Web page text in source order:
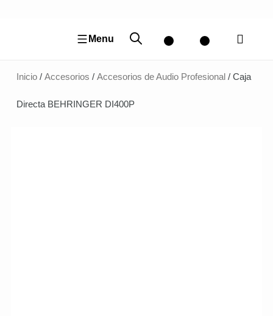
Menu
Inicio/ Accesorios / Accesorios de Audio Profesional/ Caja
Directa BEHRINGER DI400P